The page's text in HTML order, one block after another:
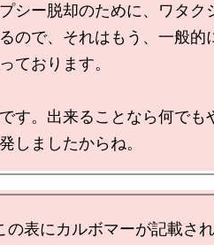
シー脱却のために、ワタク
ので、それはもう、一般的
ております。
す。出来ることなら何でも
の表にカルボマーが記載さ